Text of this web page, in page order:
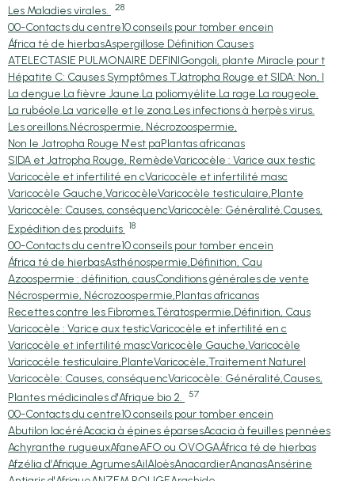
Les Maladies virales.
28
00-Contacts du centre10 conseils pour tomber encein
África té de hierbasAspergillose Définition Causes
ATELECTASIE PULMONAIRE DEFINIGongoli, plante Miracle pour t
Hépatite C: Causes Symptômes TJatropha Rouge et SIDA: Non, l
La dengue.La fièvre Jaune.La poliomyélite.La rage.La rougeole.
La rubéole.La varicelle et le zona.Les infections à herpès virus.
Les oreillons.Nécrospermie, Nécrozoospermie,
Non le Jatropha Rouge N'est paPlantas africanas
SIDA et Jatropha Rouge, RemèdeVaricocèle : Varice aux testic
Varicocèle et infertilité en cVaricocèle et infertilité masc
Varicocèle Gauche,VaricocèleVaricocèle testiculaire,Plante
Varicocèle: Causes, conséquencVaricocèle: Généralité,Causes,
Expédition des produits 18
00-Contacts du centre10 conseils pour tomber encein
África té de hierbasAsthénospermie,Définition, Cau
Azoospermie : définition, causConditions générales de vente
Nécrospermie, Nécrozoospermie,Plantas africanas
Recettes contre les Fibromes,Tératospermie,Définition, Caus
Varicocèle : Varice aux testicVaricocèle et infertilité en c
Varicocèle et infertilité mascVaricocèle Gauche,Varicocèle
Varicocèle testiculaire,PlanteVaricocèle,Traitement Naturel
Varicocèle: Causes, conséquencVaricocèle: Généralité,Causes,
Plantes médicinales d'Afrique bio 2.
57
00-Contacts du centre10 conseils pour tomber encein
Abutilon lacéréAcacia à épines éparsesAcacia à feuilles pennées
Achyranthe rugueuxAfaneAFO ou OVOGAÁfrica té de hierbas
Afzélia d’Afrique.AgrumesAilAloèsAnacardierAnanasAnsérine